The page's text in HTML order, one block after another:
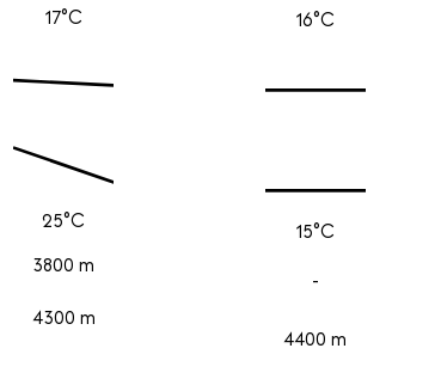
17°C
25°C
3800 m
4300 m
16°C
15°C
-
4400 m